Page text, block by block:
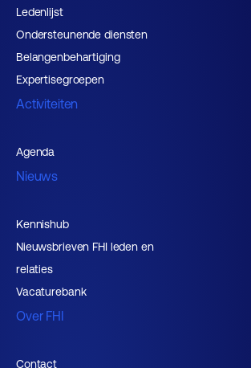
Ledenlijst
Ondersteunende diensten
Belangenbehartiging
Expertisegroepen
Activiteiten
Agenda
Nieuws
Kennishub
Nieuwsbrieven FHI leden en
relaties
Vacaturebank
Over FHI
Contact